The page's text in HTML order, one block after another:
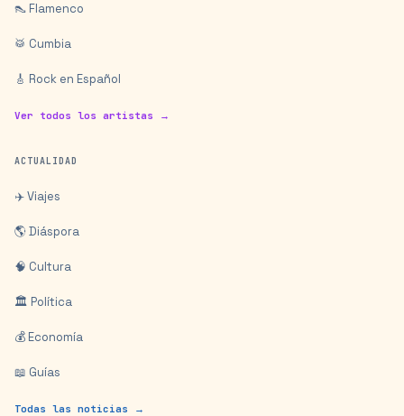
👠 Flamenco
🥁 Cumbia
🎸 Rock en Español
Ver todos los artistas →
ACTUALIDAD
✈️ Viajes
🌎 Diáspora
🧠 Cultura
🏛️ Política
💰 Economía
📖 Guías
Todas las noticias →